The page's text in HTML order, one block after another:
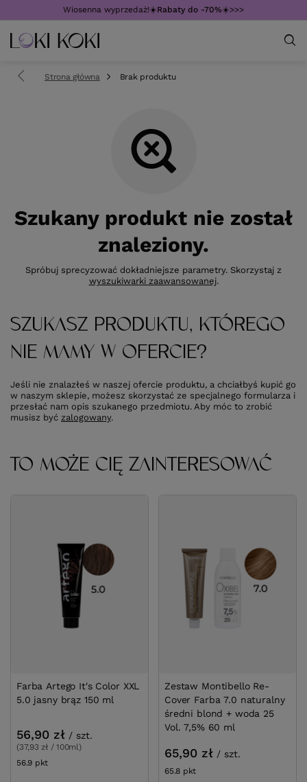
Wiosenna wyprzedaż!☀️Rabaty do -70%☀️>>>
Strona główna Brak produktu
Szukany produkt nie został
znaleziony.
Spróbuj sprecyzować dokładniejsze parametry. Skorzystaj z
wyszukiwarki zaawansowanej.
SZUKASZ PRODUKTU, KTÓREGO
NIE MAMY W OFERCIE?
Jeśli nie znalazłeś w naszej ofercie produktu, a chciałbyś kupić go
w naszym sklepie, możesz skorzystać ze specjalnego formularza i
przesłać nam opis szukanego przedmiotu. Aby móc to zrobić
musisz być zalogowany.
TO MOŻE CIĘ ZAINTERESOWAĆ
Farba Artego It's Color XXL
5.0 jasny brąz 150 ml
56,90 zł / szt.
(37,93 zł / 100ml)
56.9 pkt
Zestaw Montibello Re-
Cover Farba 7.0 naturalny
średni blond + woda 25
Vol. 7,5% 60 ml
65,90 zł / szt.
65.8 pkt